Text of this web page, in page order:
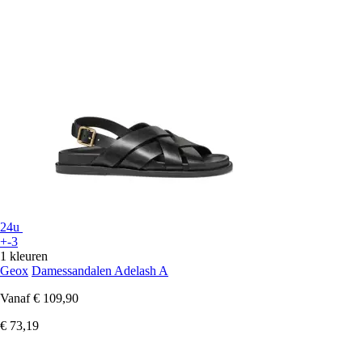
24u
+-3
1 kleuren
Geox Damessandalen Adelash A
Vanaf € 109,90
€ 73,19